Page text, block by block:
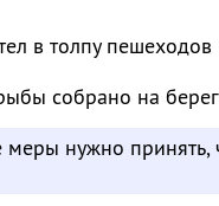
в толпу пешеходов
собрано на
меры нужно